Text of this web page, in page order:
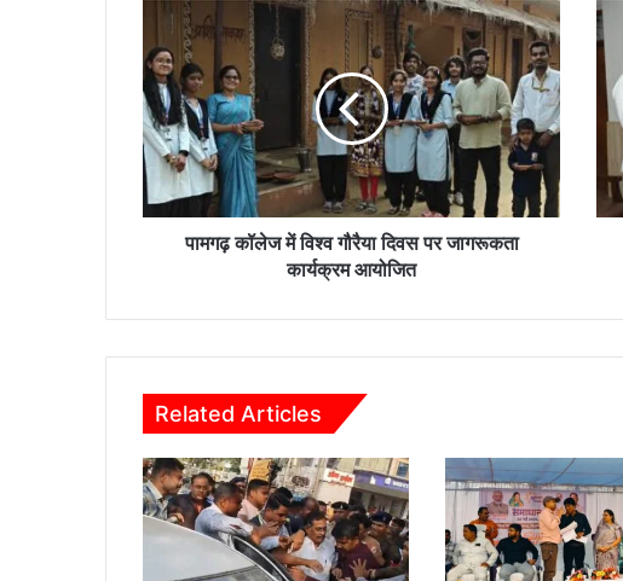
ग
ढ़
कॉ
ले
ज
में
वि
या
स
जा
ग
रू
पामगढ़ कॉलेज में विश्व गौरैया दिवस पर जागरूकता
कार्यक्रम आयोजित
मु
ख्य
त्री
श्री
कि
नो
भ
1
.
0
Related Articles